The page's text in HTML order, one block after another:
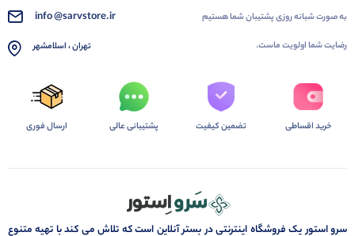
به صورت شبانه روزی پشتیبان شما هستیم
رضایت شما اولویت ماست.
info @sarvstore.ir
تهران ، اسلامشهر
خرید اقساطی تضمین کیفیت پشتیبانی عالی ارسال فوری
سرو استور یک فروشگاه اینترنتی در بستر آنلاین است که تلاش می کند با تهیه متنوع